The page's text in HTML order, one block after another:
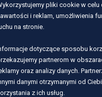
400 osób z zakresów:
Foundation i
BPMN);
publiczne w
pliki cookie w
i reklam, umożliwienia
na stronie.
dotyczące sposobu
partnerom w
oraz analizy danych.
danymi otrzymanymi od
z ich usług.